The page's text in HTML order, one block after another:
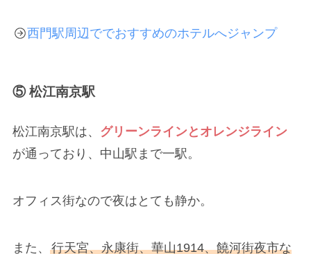
西門駅周辺ででおすすめのホテルへジャンプ
⑤ 松江南京駅
松江南京駅は、 グリーンラインとオレンジライン
が通っており、中山駅まで一駅。
オフィス街なので夜はとても静か。
また、 行天宮、永康街、華山1914、饒河街夜市な